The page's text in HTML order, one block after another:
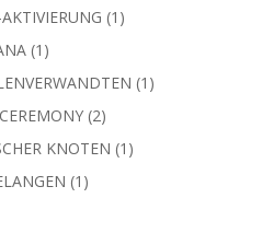
1 1
1 1
Produkt
1 1
22
Produkte
KNOTEN 1 1
1 1